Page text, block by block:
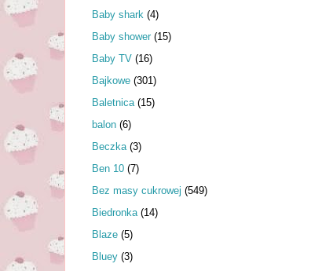
Baby shark (4)
Baby shower (15)
Baby TV (16)
Bajkowe (301)
Baletnica (15)
balon (6)
Beczka (3)
Ben 10 (7)
Bez masy cukrowej (549)
Biedronka (14)
Blaze (5)
Bluey (3)